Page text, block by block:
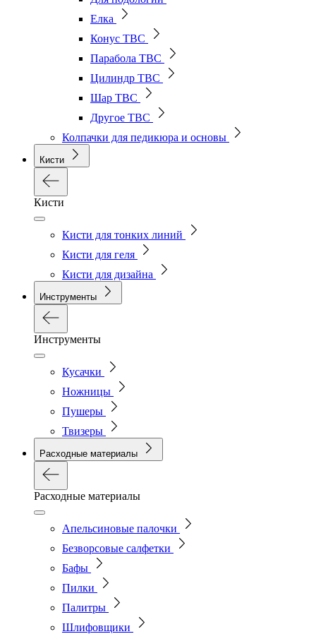
Елка
Конус ТВС
Парабола ТВС
Цилиндр ТВС
Шар ТВС
Другое ТВС
Колпачки для педикюра и основы
Кисти
Кисти
Кисти для тонких линий
Кисти для геля
Кисти для дизайна
Инструменты
Инструменты
Кусачки
Ножницы
Пушеры
Твизеры
Расходные материалы
Расходные материалы
Апельсиновые палочки
Безворсовые салфетки
Бафы
Пилки
Палитры
Шлифовщики